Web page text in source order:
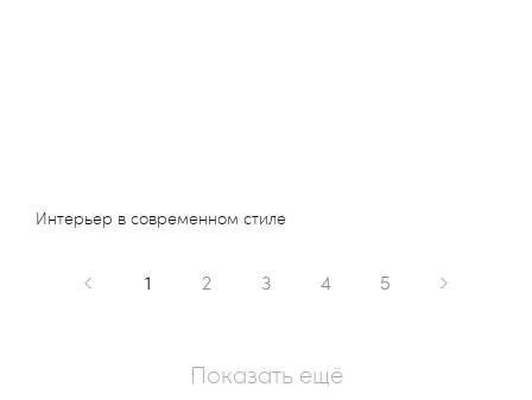
Интерьер в современном стиле
1 2 3 4 5
Показать ещё